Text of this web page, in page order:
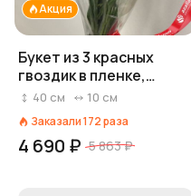
Акция
Букет из 3 красных
гвоздик в пленке,
Диантус, Голландия
40 см 10 см
Заказали172раза
4 690 ₽ 5 863 ₽